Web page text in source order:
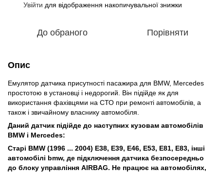
Увійти для відображення накопичувальної знижки
До обраного Порівняти
Опис
Емулятор датчика присутності пасажира для BMW, Mercedes
простотою в установці і недорогий. Він підійде як для
використання фахівцями на СТО при ремонті автомобілів, а
також і звичайному власнику автомобіля.
Даний датчик підійде до наступних кузовам автомобілів
BMW і Mercedes:
Старі BMW (1996 ... 2004) E38, E39, E46, E53, E81, E83, інші
автомобілі bmw, де підключення датчика безпосередньо
до блоку управління AIRBAG. Не працює на автомобілях,